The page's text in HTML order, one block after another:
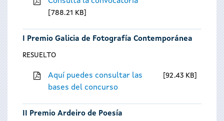
788.21 KB
I Premio Galicia de Fotografía Contemporánea
RESUELTO
Aquí puedes consultar las
bases del concurso
92.43 KB
II Premio Ardeiro de Poesía